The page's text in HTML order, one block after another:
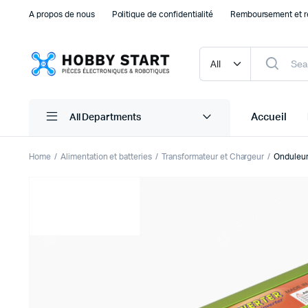
A propos de nous Politique de confidentialité Remboursement et
All Departments Accueil
Home Alimentation et batteries Transformateur et Chargeur